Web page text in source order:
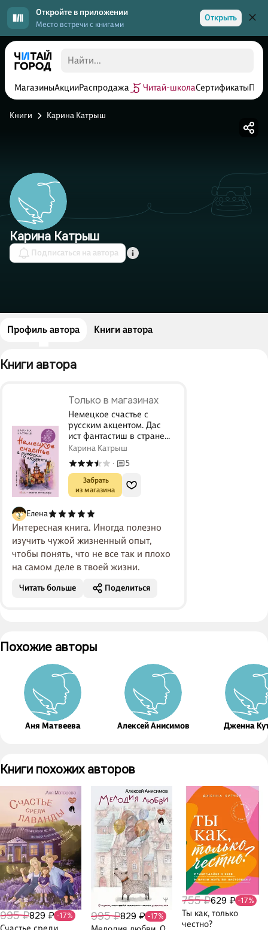
Откройте в приложении
Место встречи с книгами
Открыть
МагазиныАкцииРаспродажа Читай-школаСертификаты
Книги Карина Катрыш
Карина Катрыш
Подписаться на автора
Профиль автора Книги автора
Книги автора
Только в магазинах
Немецкое счастье с
русским акцентом. Дас
ист фантастиш в стране
голых саун, пивных
фестивалей и серьезных
(но это не точно)
бюргеров
Карина Катрыш
· 5
Забрать
из магазина
Елена
Интересная книга. Иногда полезно
изучить чужой жизненный опыт,
чтобы понять, что не все так и плохо
на самом деле в твоей жизни.
Читать больше Поделиться
Похожие авторы
Аня Матвеева Алексей Анисимов Дженна
Книги похожих авторов
995 ₽829 ₽ -17% 995 ₽829 ₽ -17%
755 ₽629 ₽ -17%
Ты как, только
честно?